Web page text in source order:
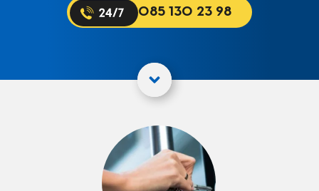
085 130 23 98